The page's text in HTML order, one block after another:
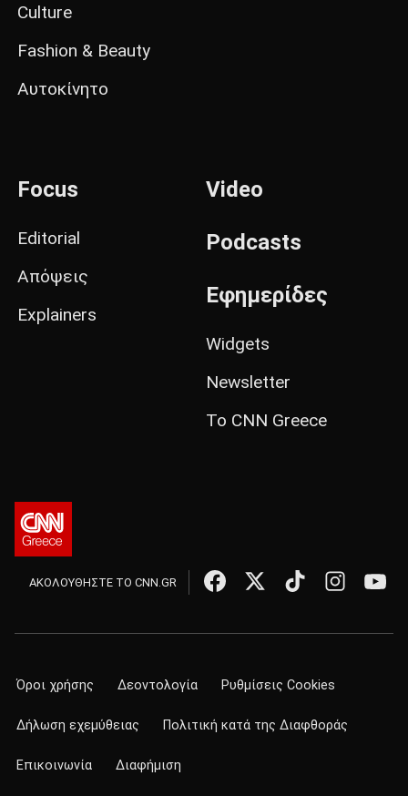
Culture
Fashion & Beauty
Αυτοκίνητο
Focus
Editorial
Απόψεις
Explainers
Video
Podcasts
Εφημερίδες
Widgets
Newsletter
Το CNN Greece
ΑΚΟΛΟΥΘΗΣΤΕ ΤΟ CNN.GR
Όροι χρήσης Δεοντολογία Ρυθμίσεις Cookies
Δήλωση εχεμύθειας Πολιτική κατά της Διαφθοράς
Επικοινωνία Διαφήμιση